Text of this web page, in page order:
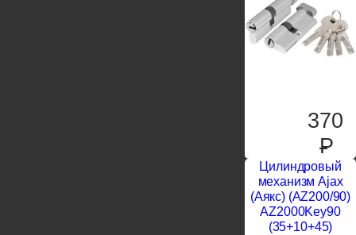
370
P
Цилиндровый
механизм Ajax
(Аякс) (AZ200/90)
AZ2000Key90
(35+10+45)